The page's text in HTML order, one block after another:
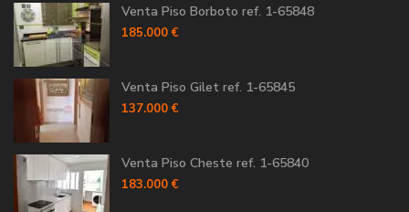
Venta Piso Borboto ref. 1-65848
185.000 €
Venta Piso Gilet ref. 1-65845
137.000 €
Venta Piso Cheste ref. 1-65840
183.000 €